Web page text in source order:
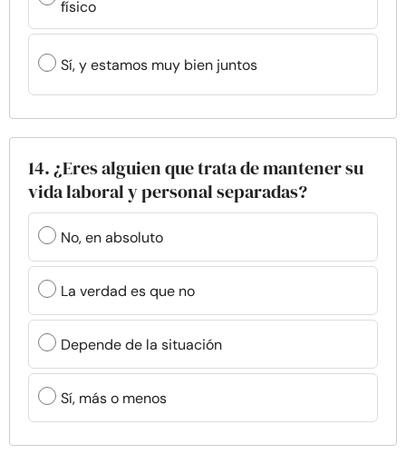
físico
Sí, y estamos muy bien juntos
14. ¿Eres alguien que trata de mantener su
vida laboral y personal separadas?
No, en absoluto
La verdad es que no
Depende de la situación
Sí, más o menos